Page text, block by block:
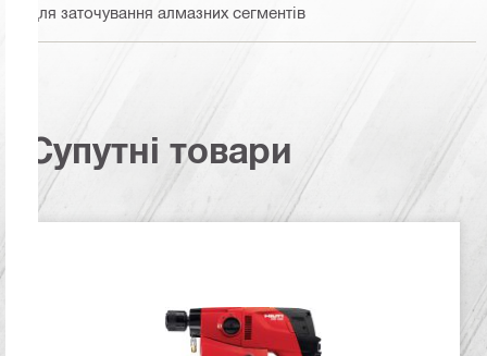
Для заточування алмазних сегментів
Супутні товари